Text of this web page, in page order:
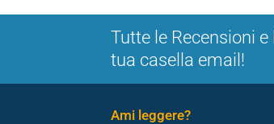
Tutte le Recensioni
tua casella email!
Ami leggere?